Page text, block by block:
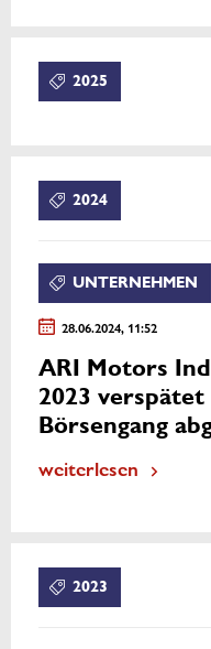
2025
2024
UNTERNEHMEN
28.06.2024, 11:52
ARI Motors
2023
Börsengang
weiterlesen
2023